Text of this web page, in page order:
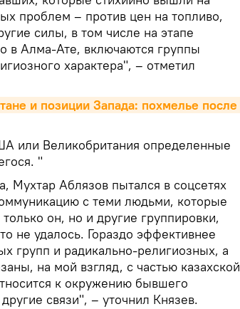
проблем – против цен на топливо,
силы, в том числе на этапе
в Алма-Ате, включаются группы
характера", – отметил
и позиции Запада: похмелье после
или Великобритания определенные
"
Мухтар Аблязов пытался в соцсетях
с теми людьми, которые
он, но и другие группировки,
не удалось. Гораздо эффективнее
групп и радикально-религиозных, а
на мой взгляд, с частью казахской
к окружению бывшего
связи", – уточнил Князев.